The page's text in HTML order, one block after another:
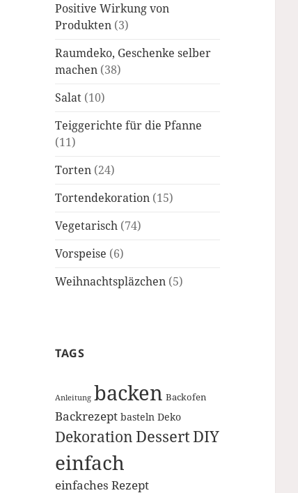
Positive Wirkung von
Produkten (3)
Raumdeko, Geschenke selber
machen (38)
Salat (10)
Teiggerichte für die Pfanne
(11)
Torten (24)
Tortendekoration (15)
Vegetarisch (74)
Vorspeise (6)
Weihnachtspläzchen (5)
TAGS
Anleitung backen Backofen
Backrezept basteln Deko
DekorationDessertDIY
einfach
einfaches Rezept